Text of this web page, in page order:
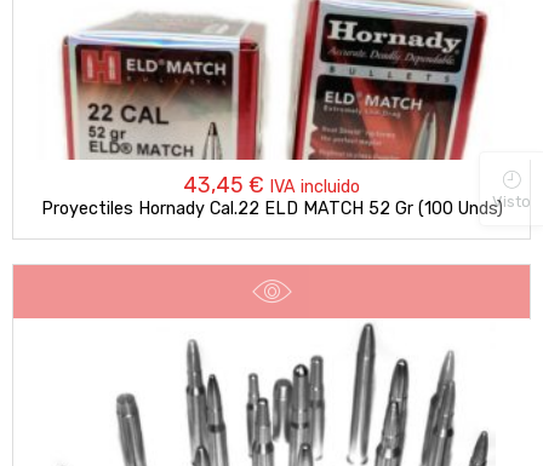
43,45 € IVA incluido
Proyectiles Hornady Cal.22 ELD MATCH 52 Gr (100 Unds)Visto